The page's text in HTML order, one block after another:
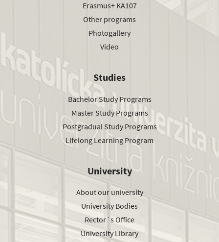
Erasmus+ KA107
Other programs
Photogallery
Video
Studies
Bachelor Study Programs
Master Study Programs
Postgradual Study Programs
Lifelong Learning Program
University
About our university
University Bodies
Rector´s Office
University Library